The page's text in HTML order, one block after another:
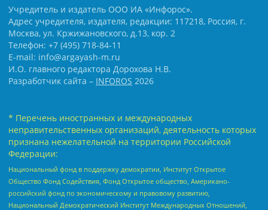
Учредитель и издатель ООО ИА «Инфорос».
Адрес учредителя, издателя, редакции: 117218, Россия, г.
Москва, ул. Кржижановского, д.13, кор. 2
Телефон: +7 (495) 718-84-11
E-mail: info@argayash-m.ru
И.О. главного редактора Дорохова Н.В.
Разработчик сайта – INFOROS 2026
* Перечень иностранных и международных
неправительственных организаций, деятельность которых
признана нежелательной на территории Российской
Федерации:
Национальный фонд в поддержку демократии, Институт Открытое
Общество Фонд Содействия, Фонд Открытое общество, Американо-
российский фонд по экономическому и правовому развитию,
Национальный Демократический Институт Международных Отношений,